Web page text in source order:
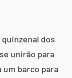
dos
unirão para
um barco para